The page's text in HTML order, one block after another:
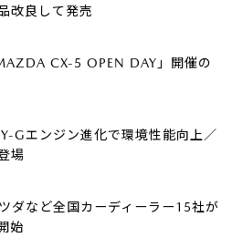
改良して発売
CX-5 OPEN DAY」開催の
Gエンジン進化で環境性能向上／
場
ダなど全国カーディーラー15社が
始